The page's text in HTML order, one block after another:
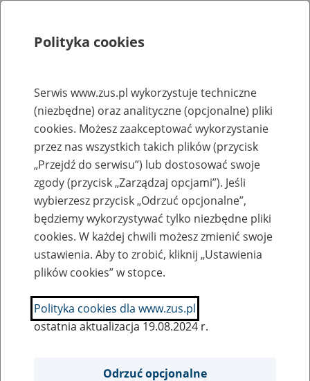
Rejestry, ewidencje i archiwa
Baza zlikwidowanych lub
przekształconych zakładów pracy
Nazwa zakładu pracy:
SZUKAJ
Polityka cookies
Serwis www.zus.pl wykorzystuje techniczne
(niezbędne) oraz analityczne (opcjonalne) pliki
cookies. Możesz zaakceptować wykorzystanie
przez nas wszystkich takich plików (przycisk
„Przejdź do serwisu”) lub dostosować swoje
zgody (przycisk „Zarządzaj opcjami”). Jeśli
wybierzesz przycisk „Odrzuć opcjonalne”,
będziemy wykorzystywać tylko niezbędne pliki
cookies. W każdej chwili możesz zmienić swoje
ustawienia. Aby to zrobić, kliknij „Ustawienia
plików cookies” w stopce.
Polityka cookies dla www.zus.pl
ostatnia aktualizacja 19.08.2024 r.
Odrzuć opcjonalne